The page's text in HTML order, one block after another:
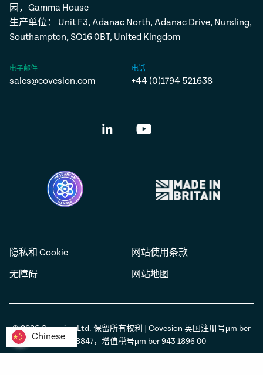
园，Gamma House
生产单位： Unit F3, Adanac North, Adanac Drive, Nursling,
Southampton, SO16 0BT, United Kingdom
电子邮件
sales@covesion.com
电话
+44 (0)1794 521638
隐私和 Cookie
网站使用条款
无障碍
网站地图
© 2026 Covesion Ltd. 保留所有权利 | Covesion 英国注册号µm ber
06338847，增值税号µm ber 943 1896 00
Chinese
Chinese